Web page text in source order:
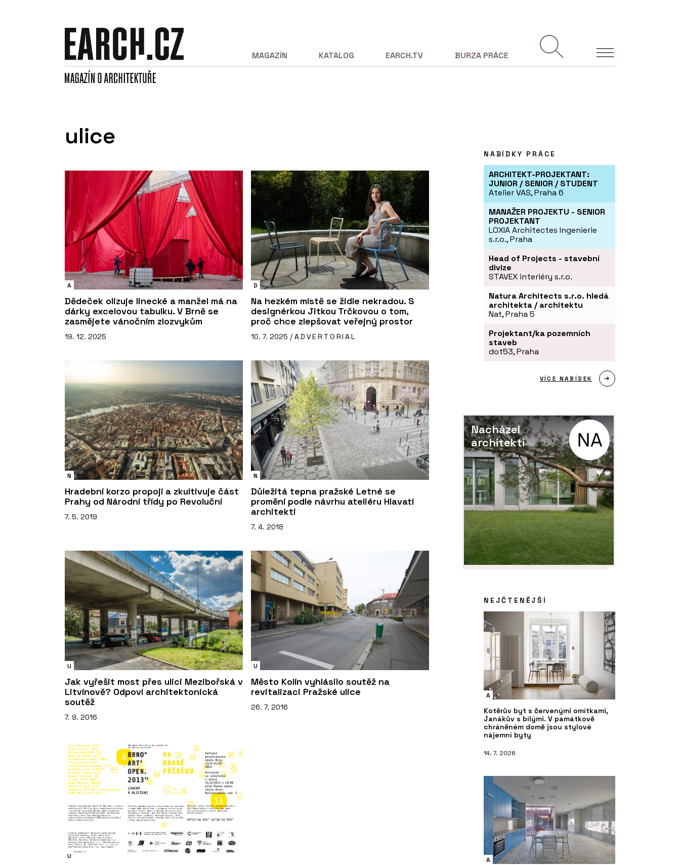
MAGAZÍN KATALOG EARCH.TV BURZA PRÁCE
ulice
A
Dědeček olizuje linecké a manžel má na
dárky excelovou tabulku. V Brně se
zasmějete vánočním zlozvykům
19. 12. 2025
D
Na hezkém místě se židle nekradou. S
designérkou Jitkou Trčkovou o tom,
proč chce zlepšovat veřejný prostor
10. 7. 2025 / ADVERTORIAL
N
Hradební korzo propojí a zkultivuje část
Prahy od Národní třídy po Revoluční
7. 5. 2019
N
Důležitá tepna pražské Letné se
promění podle návrhu ateliéru Hlavatí
architekti
7. 4. 2018
U
Jak vyřešit most přes ulici Mezibořská v
Litvínově? Odpoví architektonická
soutěž
7. 9. 2016
U
Město Kolín vyhlásilo soutěž na
revitalizaci Pražské ulice
26. 7. 2016
U
NABÍDKY PRÁCE
ARCHITEKT-PROJEKTANT:
JUNIOR / SENIOR / STUDENT
Atelier VAS, Praha 6
MANAŽER PROJEKTU - SENIOR
PROJEKTANT
LOXIA Architectes Ingenierie
s.r.o., Praha
Head of Projects - stavební
divize
STAVEX interiéry s.r.o.
Natura Architects s.r.o. hledá
architekta / architektu
Nat, Praha 5
Projektant/ka pozemních
staveb
dot53, Praha
VÍCE NABÍDEK
Nacházel
architekti
NEJČTENĚJŠÍ
A
Kotěrův byt s červenými omítkami,
Janákův s bílými. V památkově
chráněném domě jsou stylové
nájemní byty
14. 7. 2026
A